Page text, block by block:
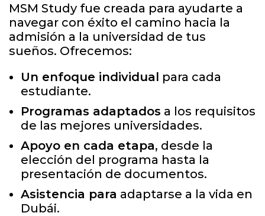
MSM Study fue creada para ayudarte a
navegar con éxito el camino hacia la
admisión a la universidad de tus
sueños. Ofrecemos:
Un enfoque individual para cada
estudiante.
Programas adaptados a los requisitos
de las mejores universidades.
Apoyo en cada etapa, desde la
elección del programa hasta la
presentación de documentos.
Asistencia para adaptarse a la vida en
Dubái.